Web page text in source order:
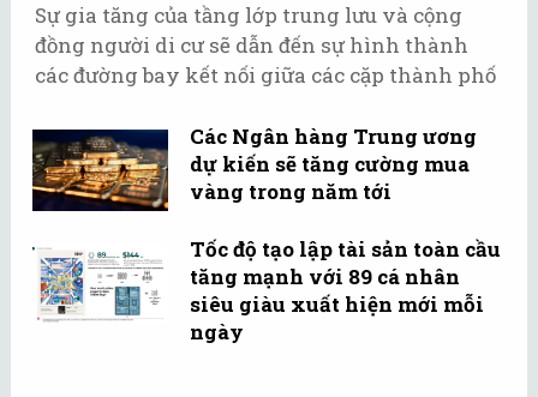
Sự gia tăng của tầng lớp trung lưu và cộng
đồng người di cư sẽ dẫn đến sự hình thành
các đường bay kết nối giữa các cặp thành phố
Các Ngân hàng Trung ương
dự kiến sẽ tăng cường mua
vàng trong năm tới
Tốc độ tạo lập tài sản toàn cầu
tăng mạnh với 89 cá nhân
siêu giàu xuất hiện mới mỗi
ngày